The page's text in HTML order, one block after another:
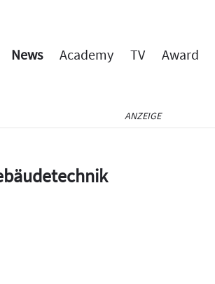
News Academy TV Award
ANZEIGE